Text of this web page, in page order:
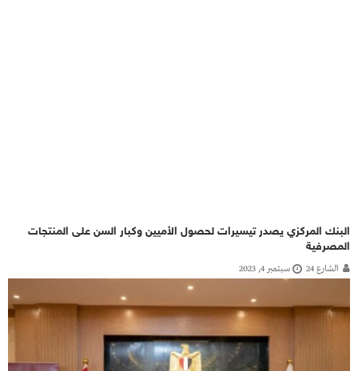
البنك المركزي يصدر تيسيرات لحصول الأميين وكبار السن على المنتجات
المصرفية
الشارع 24 سبتمبر 4, 2023